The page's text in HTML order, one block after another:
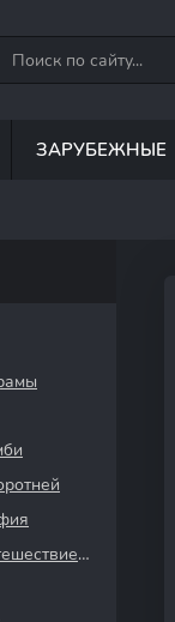
ЗАРУБЕЖНЫЕ
Путешествие во времени